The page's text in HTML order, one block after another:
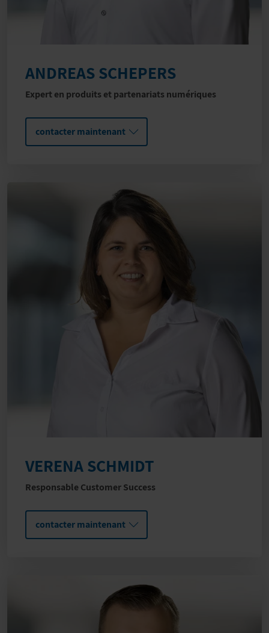
ANDREAS SCHEPERS
Expert en produits et partenariats numériques
contacter maintenant
VERENA SCHMIDT
Responsable Customer Success
contacter maintenant